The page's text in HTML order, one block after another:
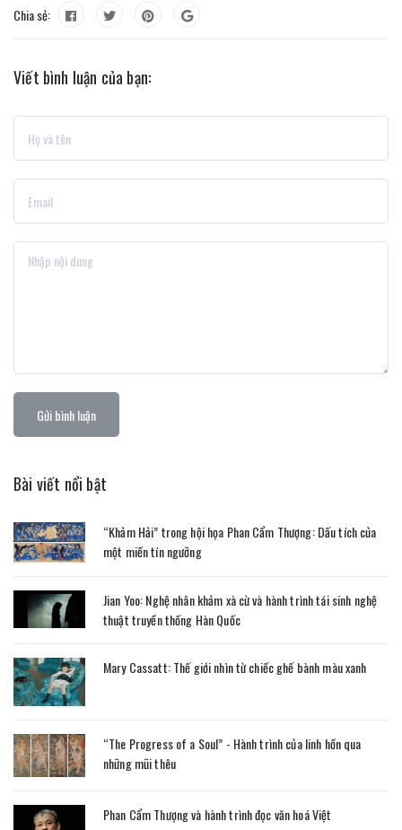
Chia sẻ:
Viết bình luận của bạn:
Gửi bình luận
Bài viết nổi bật
“Khảm Hải” trong hội họa Phan Cẩm Thượng: Dấu tích của
một miền tín ngưỡng
Jian Yoo: Nghệ nhân khảm xà cừ và hành trình tái sinh nghệ
thuật truyền thống Hàn Quốc
Mary Cassatt: Thế giới nhìn từ chiếc ghế bành màu xanh
“The Progress of a Soul” - Hành trình của linh hồn qua
những mũi thêu
Phan Cẩm Thượng và hành trình đọc văn hoá Việt